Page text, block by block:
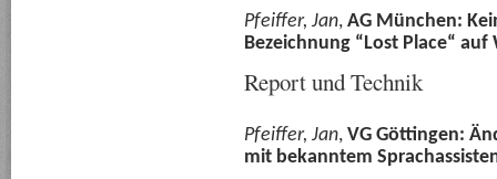
Pfeiffer, Jan, AG München:
Bezeichnung “Lost Place“ auf
Report und Technik
Pfeiffer, Jan, VG Göttingen:
mit bekanntem